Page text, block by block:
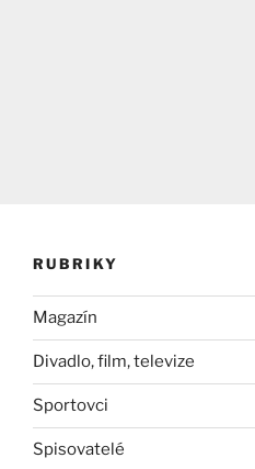
RUBRIKY
Magazín
Divadlo, film, televize
Sportovci
Spisovatelé